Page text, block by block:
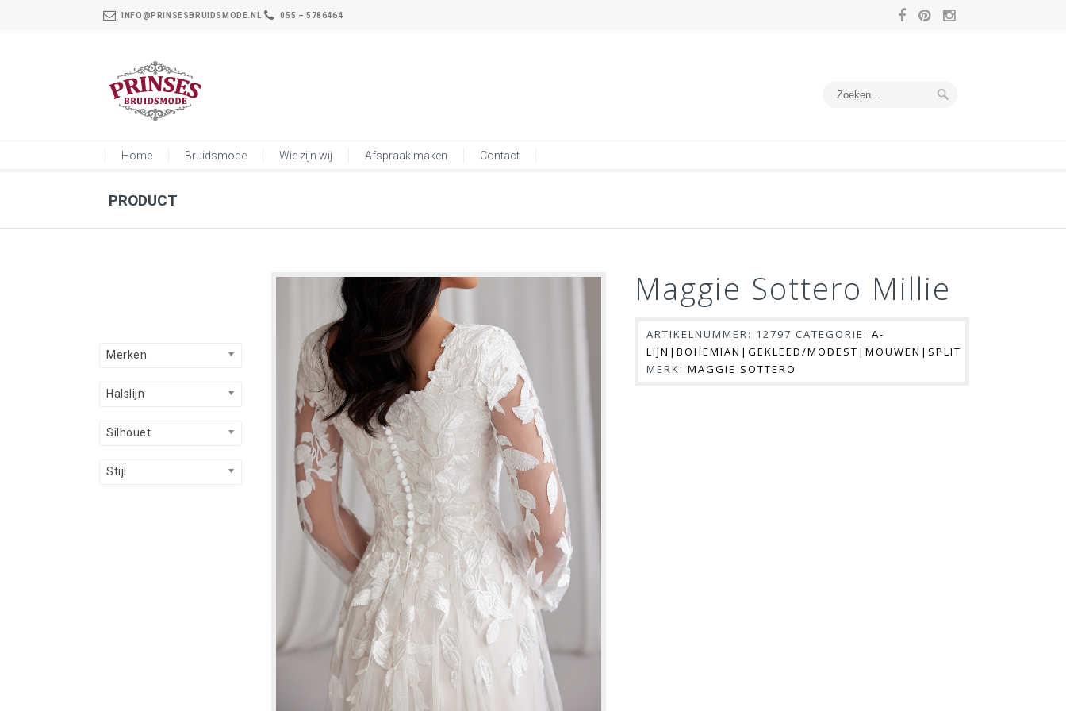
INFO@PRINSESBRUIDSMODE.NL 055 – 5786464
Home Bruidsmode Wie zijn wij Afspraak maken Contact
PRODUCT
Maggie Sottero Millie
ARTIKELNUMMER: 12797 CATEGORIE: A-
LIJN|BOHEMIAN|GEKLEED/MODEST|MOUWEN|SPLIT
MERK: MAGGIE SOTTERO
Merken
Halslijn
Silhouet
Stijl